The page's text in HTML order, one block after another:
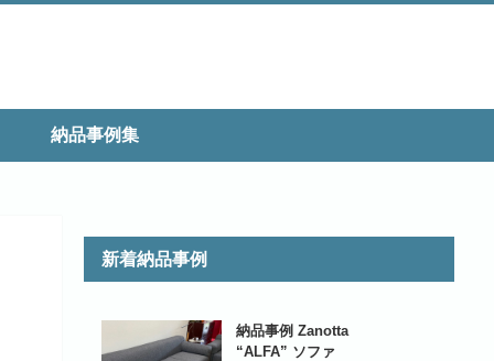
納品事例集
新着納品事例
納品事例 Zanotta
“ALFA” ソファ